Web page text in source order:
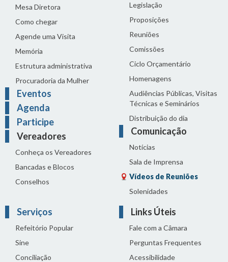
Mesa Diretora
Como chegar
Agende uma Visita
Memória
Estrutura administrativa
Procuradoria da Mulher
Eventos
Agenda
Participe
Vereadores
Conheça os Vereadores
Bancadas e Blocos
Conselhos
Legislação
Proposições
Reuniões
Comissões
Ciclo Orçamentário
Homenagens
Audiências Públicas, Visitas
Técnicas e Seminários
Distribuição do dia
Comunicação
Notícias
Sala de Imprensa
Vídeos de Reuniões
Solenidades
Serviços
Refeitório Popular
Sine
Conciliação
Links Úteis
Fale com a Câmara
Perguntas Frequentes
Acessibilidade